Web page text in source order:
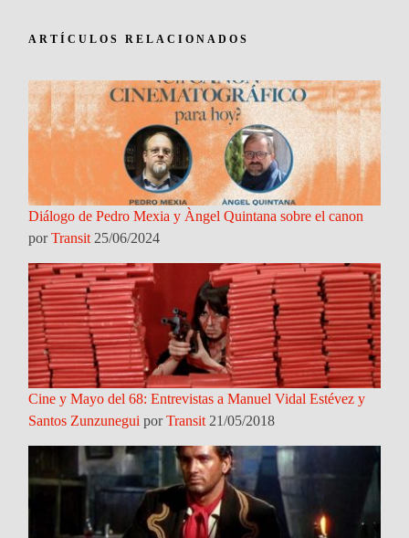
ARTÍCULOS RELACIONADOS
Diálogo de Pedro Mexia y Àngel Quintana sobre el canon
porTransit 25/06/2024
Cine y Mayo del 68: Entrevistas a Manuel Vidal Estévez y
Santos Zunzunegui porTransit 21/05/2018